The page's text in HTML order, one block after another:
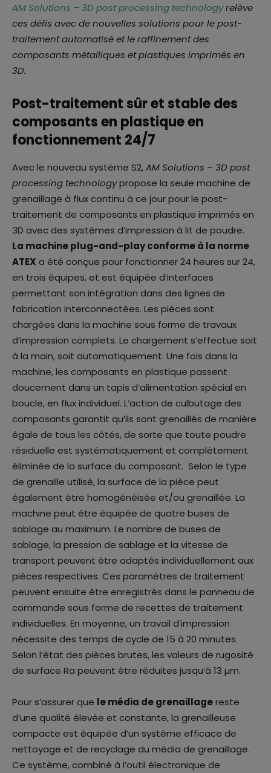
AM Solutions – 3D post processing technologyrelève
ces défis avec de nouvelles solutions pour le post-
traitement automatisé et le raffinement des
composants métalliques et plastiques imprimés en
3D.
Post-traitement sûr et stable des
composants en plastique en
fonctionnement 24/7
Avec le nouveau système S2,AM Solutions – 3D post
processing technologypropose la seule machine de
grenaillage à flux continu à ce jour pour le post-
traitement de composants en plastique imprimés en
3D avec des systèmes d’impression à lit de poudre.
La machine plug-and-play conforme à la norme
ATEX a été conçue pour fonctionner 24 heures sur 24,
en trois équipes, et est équipée d’interfaces
permettant son intégration dans des lignes de
fabrication interconnectées. Les pièces sont
chargées dans la machine sous forme de travaux
d’impression complets. Le chargement s’effectue soit
à la main, soit automatiquement. Une fois dans la
machine, les composants en plastique passent
doucement dans un tapis d’alimentation spécial en
boucle, en flux individuel. L’action de culbutage des
composants garantit qu’ils sont grenaillés de manière
égale de tous les côtés, de sorte que toute poudre
résiduelle est systématiquement et complètement
éliminée de la surface du composant. Selon le type
de grenaille utilisé, la surface de la pièce peut
également être homogénéisée et/ou grenaillée. La
machine peut être équipée de quatre buses de
sablage au maximum. Le nombre de buses de
sablage, la pression de sablage et la vitesse de
transport peuvent être adaptés individuellement aux
pièces respectives. Ces paramètres de traitement
peuvent ensuite être enregistrés dans le panneau de
commande sous forme de recettes de traitement
individuelles. En moyenne, un travail d’impression
nécessite des temps de cycle de 15 à 20 minutes.
Selon l’état des pièces brutes, les valeurs de rugosité
de surface Ra peuvent être réduites jusqu’à 13 µm.
Pour s’assurer que le média de grenaillagereste
d’une qualité élevée et constante, la grenailleuse
compacte est équipée d’un système efficace de
nettoyage et de recyclage du média de grenaillage.
Ce système, combiné à l’outil électronique de